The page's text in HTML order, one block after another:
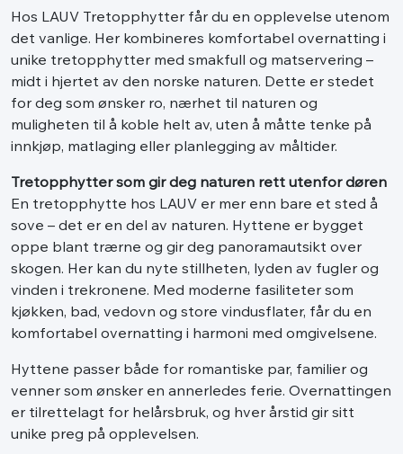
Hos LAUV Tretopphytter får du en opplevelse utenom
det vanlige. Her kombineres komfortabel overnatting i
unike tretopphytter med smakfull og matservering –
midt i hjertet av den norske naturen. Dette er stedet
for deg som ønsker ro, nærhet til naturen og
muligheten til å koble helt av, uten å måtte tenke på
innkjøp, matlaging eller planlegging av måltider.
Tretopphytter som gir deg naturen rett utenfor døren
En tretopphytte hos LAUV er mer enn bare et sted å
sove – det er en del av naturen. Hyttene er bygget
oppe blant trærne og gir deg panoramautsikt over
skogen. Her kan du nyte stillheten, lyden av fugler og
vinden i trekronene. Med moderne fasiliteter som
kjøkken, bad, vedovn og store vindusflater, får du en
komfortabel overnatting i harmoni med omgivelsene.
Hyttene passer både for romantiske par, familier og
venner som ønsker en annerledes ferie. Overnattingen
er tilrettelagt for helårsbruk, og hver årstid gir sitt
unike preg på opplevelsen.